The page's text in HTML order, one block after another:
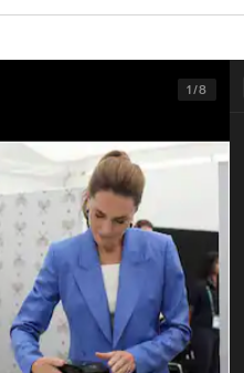
1/8